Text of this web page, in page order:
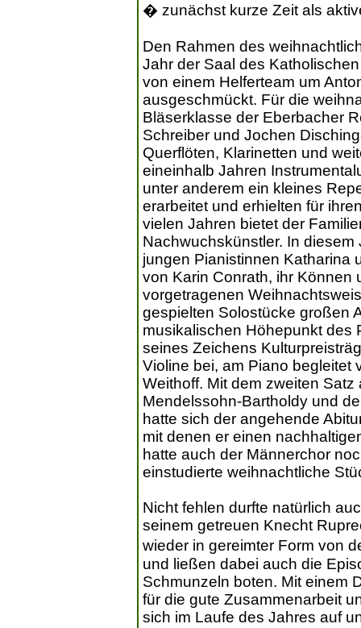
� zunächst kurze Zeit als
Den Rahmen des
Jahr der Saal des
von einem Helferteam um
ausgeschmückt. Für die
Bläserklasse der Eberbacher
Schreiber und Jochen
Querflöten, Klarinetten und
eineinhalb Jahren
unter anderem ein kleines
erarbeitet und erhielten für
vielen Jahren bietet der
Nachwuchskünstler. In
jungen Pianistinnen Katharina
von Karin Conrath, ihr Können
vorgetragenen
gespielten Solostücke großen
musikalischen Höhepunkt des
seines Zeichens
Violine bei, am Piano begleitet
Weithoff. Mit dem zweiten
Mendelssohn-Bartholdy und
hatte sich der angehende
mit denen er einen
hatte auch der Männerchor
einstudierte weihnachtliche
Nicht fehlen durfte natürlich
seinem getreuen Knecht
wieder in gereimter Form von
und ließen dabei auch die
Schmunzeln boten. Mit einem
für die gute Zusammenarbeit
sich im Laufe des Jahres auf